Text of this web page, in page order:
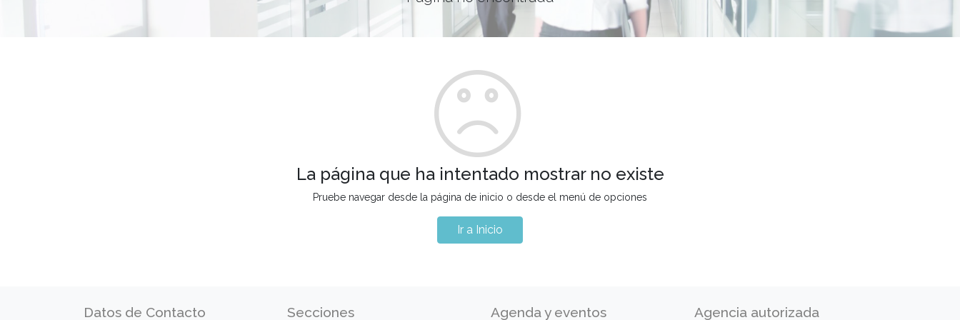
La página que ha intentado mostrar no existe
Pruebe navegar desde la página de inicio o desde el menú de opciones
Ir a Inicio
Datos de Contacto Secciones Agenda y eventos Agencia autorizada